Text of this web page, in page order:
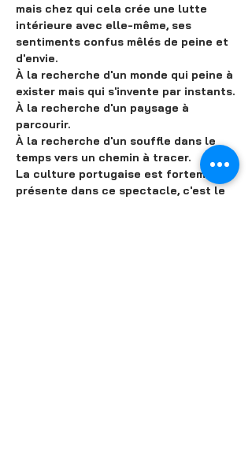
mais chez qui cela crée une lutte
intérieure avec elle-même, ses
sentiments confus mêlés de peine et
d'envie.
À la recherche d'un monde qui peine à
exister mais qui s'invente par instants.
À la recherche d'un paysage à
parcourir.
À la recherche d'un souffle dans le
temps vers un chemin à tracer.
La culture portugaise est fortement
présente dans ce spectacle, c'est le